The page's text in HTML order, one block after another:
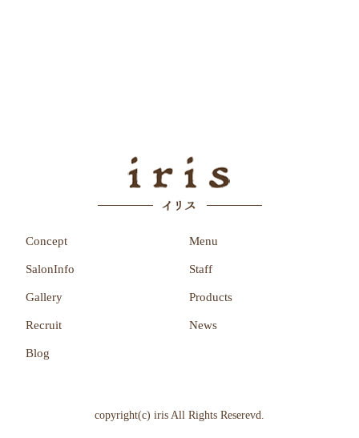
Concept Menu
SalonInfo Staff
Gallery Products
Recruit News
Blog
copyright(c) iris All Rights Reserevd.